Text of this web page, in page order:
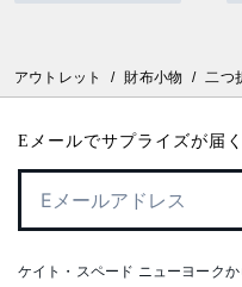
アウトレット / 財布小物 / 二つ
Eメールでサプライズが届
ケイト・スペード ニューヨーク